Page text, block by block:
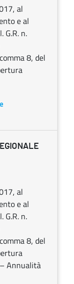
al
e al
G.R. n.
8, del
al
e al
G.R. n.
8, del
Annualità